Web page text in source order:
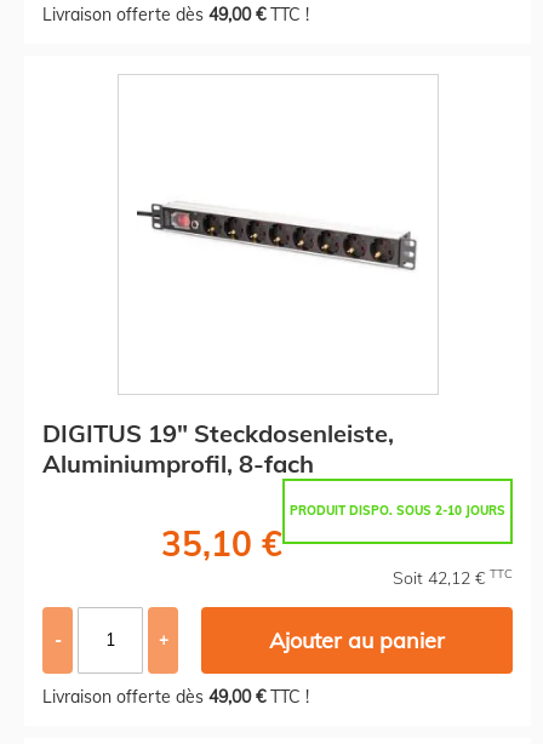
Livraison offerte dès 49,00 €TTC !
DIGITUS 19" Steckdosenleiste,
Aluminiumprofil, 8-fach
PRODUIT DISPO. SOUS 2-10 JOURS
35,10 €
Soit 42,12 € TTC
- + Ajouter au panier
Livraison offerte dès 49,00 €TTC !